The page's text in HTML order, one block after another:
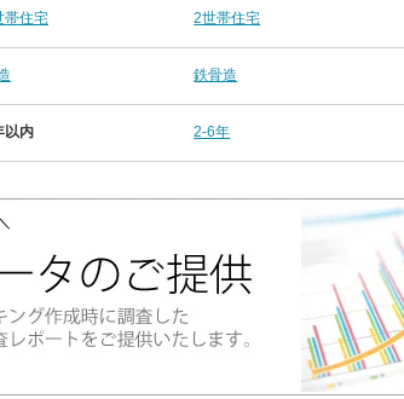
帯住宅 2世帯住宅
鉄骨造
以内 2-6年